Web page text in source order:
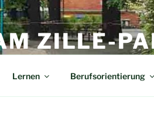
ZILLE-
Lernen Berufsorientierung